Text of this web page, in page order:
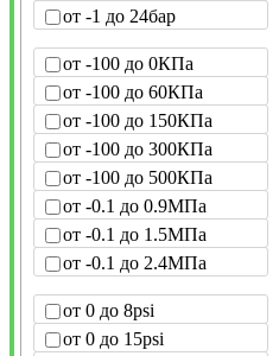
от -1 до 24бар
от -100 до 0КПа
от -100 до 60КПа
от -100 до 150КПа
от -100 до 300КПа
от -100 до 500КПа
от -0.1 до 0.9МПа
от -0.1 до 1.5МПа
от -0.1 до 2.4МПа
от 0 до 8psi
от 0 до 15psi